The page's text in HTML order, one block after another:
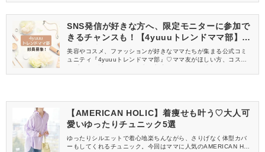
いね♡
SNS発信が好きな方へ、限定モニターに参加で
きるチャンスも！【4yuuuトレンドママ部】部
員募集中
美容やコスメ、ファッションが好きなママたちが集まる公式コミ
ュニティ『4yuuuトレンドママ部』♡ママ友がほしい方、コスメサ
信してくれる方を募集しています！
【AMERICAN HOLIC】着痩せも叶う♡大人可
愛いゆったりチュニック5選
ゆったりシルエットで着心地楽ちんながら、さりげなく体型カバ
ーもしてくれるチュニック。今回はママに人気のAMERICAN HOL